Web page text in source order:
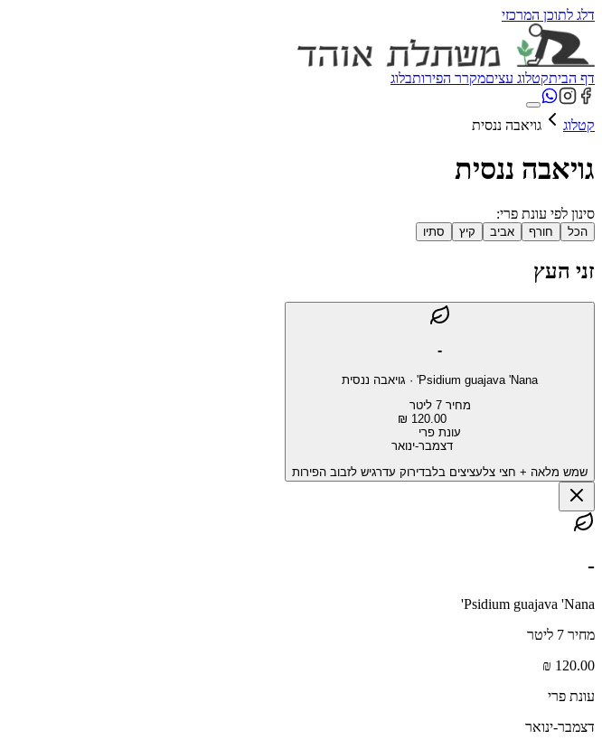
דלג לתוכן המרכזי
דף הביתקטלוג עציםמקרר הפירותבלוג
קטלוג גויאבה ננסית
גויאבה ננסית
סינון לפי עונת פרי:
הכל חורף אביב קיץ סתיו
זני העץ
-
Psidium guajava 'Nana'
· גויאבה ננסית
מחיר 7 ליטר
120.00 ₪
עונת פרי
דצמבר-ינואר
שמש מלאה + חצי צלעציצים בלבדירוק עדרגיש לזבוב הפירות
-
Psidium guajava 'Nana'
מחיר 7 ליטר
120.00 ₪
עונת פרי
דצמבר-ינואר